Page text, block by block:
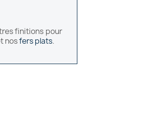
finitions pour
nosfers plats.